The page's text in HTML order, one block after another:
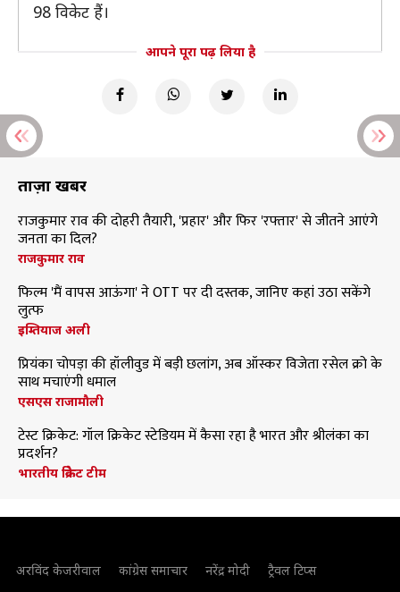
98 विकेट हैं।
आपने पूरा पढ़ लिया है
ताज़ा खबरें
राजकुमार राव की दोहरी तैयारी, 'प्रहार' और फिर 'रफ्तार' से जीतने आएंगे
जनता का दिल?
राजकुमार राव
फिल्म 'मैं वापस आऊंगा' ने OTT पर दी दस्तक, जानिए कहां उठा सकेंगे
लुत्फ
इम्तियाज अली
प्रियंका चोपड़ा की हॉलीवुड में बड़ी छलांग, अब ऑस्कर विजेता रसेल क्रो के
साथ मचाएंगी धमाल
एसएस राजामौली
टेस्ट क्रिकेट: गॉल क्रिकेट स्टेडियम में कैसा रहा है भारत और श्रीलंका का
प्रदर्शन?
भारतीय क्रिकेट टीम
अरविंद केजरीवाल कांग्रेस समाचार नरेंद्र मोदी
ट्रैवल टिप्स